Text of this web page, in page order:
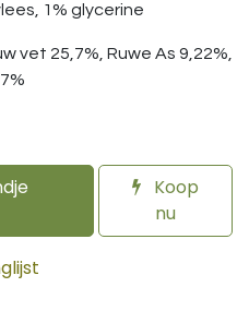
1% glycerine
vet 25,7%, Ruwe As 9,22%,
Koop
nu